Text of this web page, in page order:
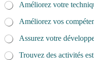
Améliorez votre
Améliorez vos
Assurez votre
Trouvez des activités